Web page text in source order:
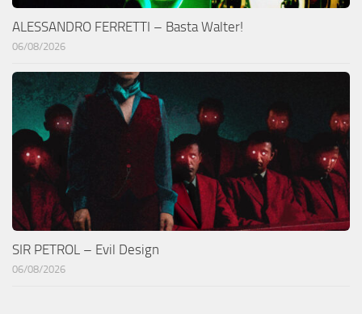
ALESSANDRO FERRETTI – Basta Walter!
06/08/2026
SIR PETROL – Evil Design
06/08/2026